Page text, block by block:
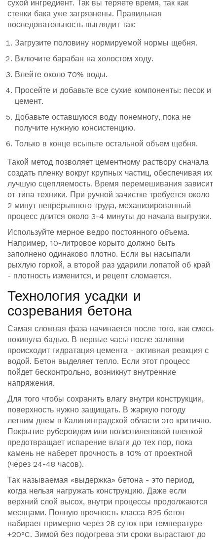
сухой ингредиент. Так вы теряете время, так как
стенки бака уже загрязнены. Правильная
последовательность выглядит так:
Загрузите половину нормируемой нормы щебня.
Включите барабан на холостом ходу.
Влейте около 70% воды.
Просейте и добавьте все сухие компоненты: песок и
цемент.
Добавьте оставшуюся воду понемногу, пока не
получите нужную консистенцию.
Только в конце всыпьте остальной объем щебня.
Такой метод позволяет цементному раствору сначала
создать пленку вокруг крупных частиц, обеспечивая их
лучшую сцепляемость. Время перемешивания зависит
от типа техники. При ручной зачистке требуется около
2 минут непрерывного труда, механизированный
процесс длится около 3-4 минуты до начала выгрузки.
Используйте мерное ведро постоянного объема.
Например, 10-литровое корыто должно быть
заполнено одинаково плотно. Если вы насыпали
рыхлую горкой, а второй раз ударили лопатой об край
- плотность изменится, и рецепт сломается.
Технология усадки и
созревания бетона
Самая сложная фаза начинается после того, как смесь
покинула бадью. В первые часы после заливки
происходит гидратация цемента - активная реакция с
водой. Бетон выделяет тепло. Если этот процесс
пойдет бесконтрольно, возникнут внутренние
напряжения.
Для того чтобы сохранить влагу внутри конструкции,
поверхность нужно защищать. В жаркую погоду
летним днем в Калининградской области это критично.
Покрытие рубероидом или полиэтиленовой пленкой
предотвращает испарение влаги до тех пор, пока
камень не наберет прочность в 10% от проектной
(через 24-48 часов).
Так называемая «выдержка» бетона - это период,
когда нельзя нагружать конструкцию. Даже если
верхний слой высох, внутри процессы продолжаются
месяцами. Полную прочность класса B25 бетон
набирает примерно через 28 суток при температуре
+20°C. Зимой без подогрева эти сроки вырастают до